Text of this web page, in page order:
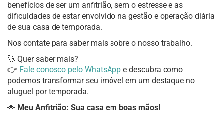
benefícios de ser um anfitrião, sem o estresse e as
dificuldades de estar envolvido na gestão e operação diária
de sua casa de temporada.
Nos contate para saber mais sobre o nosso trabalho.
🚀 Quer saber mais?
👉 Fale conosco pelo WhatsApp e descubra como
podemos transformar seu imóvel em um destaque no
aluguel por temporada.
🌟 Meu Anfitrião: Sua casa em boas mãos!